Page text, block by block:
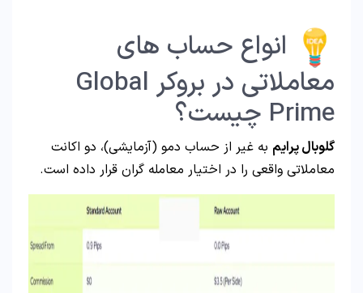
انواع حساب های
معاملاتی در بروکر Global
Prime چیست؟
گلوبال پرایم به غیر از حساب دمو (آزمایشی)، دو اکانت
معاملاتی واقعی را در اختیار معامله گران قرار داده است.